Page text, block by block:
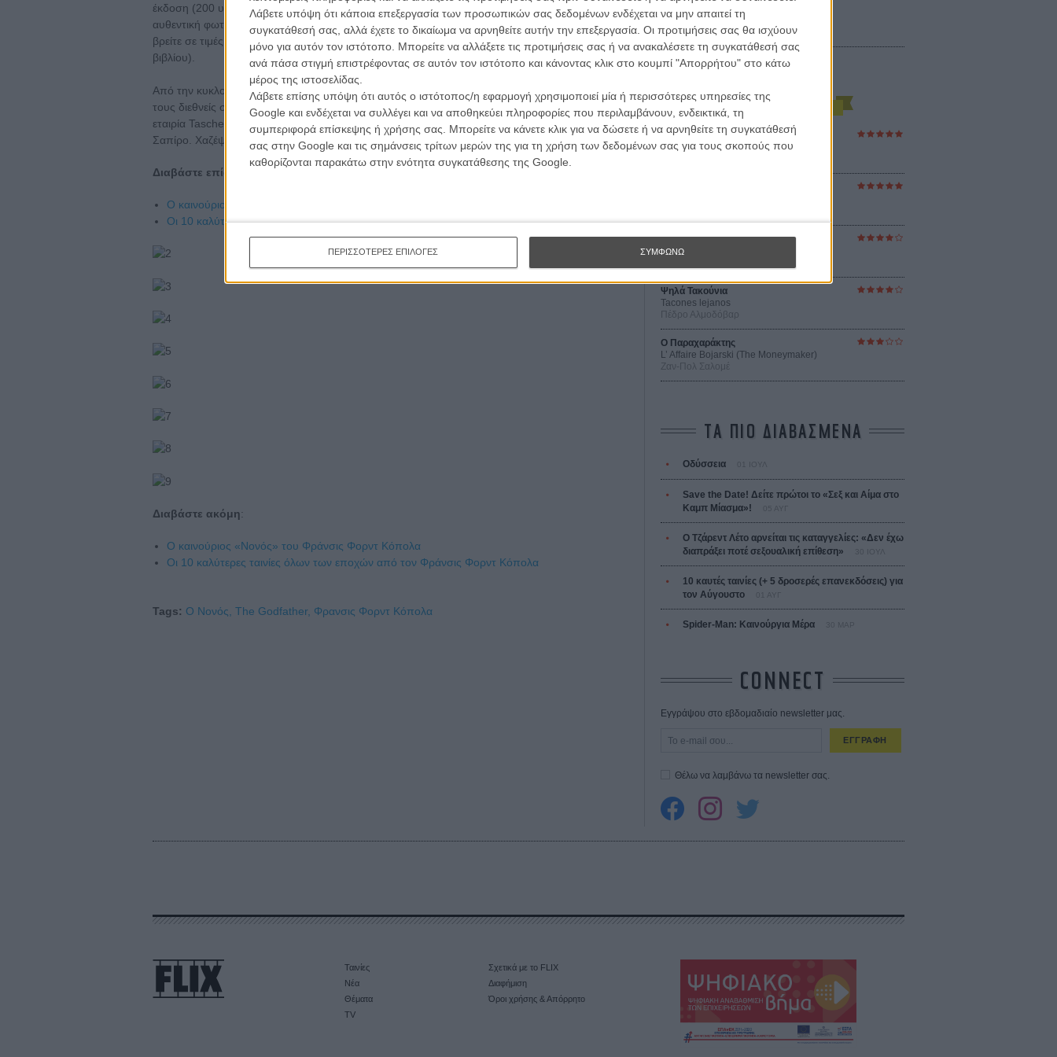
Λάβετε υπόψη ότι κάποια επεξεργασία των προσωπικών σας δεδομένων ενδέχεται να μην απαιτεί τη
συγκατάθεσή σας, αλλά έχετε το δικαίωμα να αρνηθείτε αυτήν την επεξεργασία. Οι προτιμήσεις σας θα ισχύουν
μόνο για αυτόν τον ιστότοπο. Μπορείτε να αλλάξετε τις προτιμήσεις σας ή να ανακαλέσετε τη συγκατάθεσή σας
ανά πάσα στιγμή επιστρέφοντας σε αυτόν τον ιστότοπο και κάνοντας κλικ στο κουμπί "Απορρήτου" στο κάτω
μέρος της ιστοσελίδας.
Λάβετε επίσης υπόψη ότι αυτός ο ιστότοπος/η εφαρμογή χρησιμοποιεί μία ή περισσότερες υπηρεσίες της
Google και ενδέχεται να συλλέγει και να αποθηκεύει πληροφορίες που περιλαμβάνουν, ενδεικτικά, τη
συμπεριφορά επίσκεψης ή χρήσης σας. Μπορείτε να κάνετε κλικ για να δώσετε ή να αρνηθείτε τη συγκατάθεσή
σας στην Google και τις σημάνσεις τρίτων μερών της για τη χρήση των δεδομένων σας για τους σκοπούς που
καθορίζονται παρακάτω στην ενότητα συγκατάθεσης της Google.
ΠΕΡΙΣΣΟΤΕΡΕΣ ΕΠΙΛΟΓΕΣ ΣΥΜΦΩΝΩ
έκδοση (200 υπογεγραμμένα αντίτυπα από τον ίδιο τον Σαπίρο), η οποία έδινε δώρο και μία
αυθεντική φωτογραφία και η τιμή της άγγιζε τα 2000 ευρώ (την απλή έκδοση μπορείτε να τη
βρείτε σε τιμές που κυμαίνονται από το 15 μέχρι 70 λίρες, ανάλογα με την κατάσταση του
βιβλίου).
Από την κυκλοφορία του πέντε χρόνια πριν, το βιβλίο αντιμετωπίστηκε ως αντικείμενο-φετίχ για
τους διεθνείς συλλέκτες κι έγινε αυτόματα sold out, αλλά μόλις πριν από λίγες μέρες η εκδοτική
εταιρία Taschen επέτρεψε να κυκλοφορήσουν ελεύθερα μερικές από τις φωτογραφίες του
Σαπίρο. Χαζέψτε τις...
Διαβάστε επίσης:
Ο καινούριος «Νονός» του Φράνσις Φορντ Κόπολα
Οι 10 καλύτερες ταινίες όλων των εποχών από τον Φράνσις Φορντ Κόπολα
Διαβάστε ακόμη:
Ο καινούριος «Νονός» του Φράνσις Φορντ Κόπολα
Οι 10 καλύτερες ταινίες όλων των εποχών από τον Φράνσις Φορντ Κόπολα
Tags: Ο Νονός, The Godfather, Φρανσις Φορντ Κόπολα
Οι Αρμονίες Βερκμάιστερ
Werckmeister Harmonies
Οδύσσεια
The Odyssey
Ψηλά Τακούνια
Tacones lejanos
Πέδρο Αλμοδόβαρ
Ο Παραχαράκτης
L’ Affaire Bojarski (The Moneymaker)
Ζαν-Πολ Σαλομέ
ΤΑ ΠΙΟ ΔΙΑΒΑΣΜΕΝΑ
Οδύσσεια
Save the Date! Δείτε πρώτοι το «Σεξ και Αίμα στο
Καμπ Μίασμα»!
Ο Τζάρεντ Λέτο αρνείται τις καταγγελίες: «Δεν έχω
διαπράξει ποτέ σεξουαλική επίθεση»
10 καυτές ταινίες (+ 5 δροσερές επανεκδόσεις) για
τον Αύγουστο
Spider-Man: Καινούργια Μέρα 30 ΜΑΡ
CONNECT
Εγγράψου στο εβδομαδιαίο newsletter μας.
ΕΓΓΡΑΦΗ
Θέλω να λαμβάνω τα newsletter σας.
Ταινίες
Νέα
Θέματα
TV
Σχετικά με το FLIX
Διαφήμιση
Όροι χρήσης & Απόρρητο